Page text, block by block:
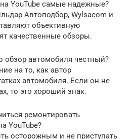
YouTube самые надежные?
Автоподбор, Wylsacom и
объективную
качественные обзоры.
обзор автомобиля честный?
на то, как автор
автомобиля. Если он не
то это хороший знак.
ремонтировать
YouTube?
осторожным и не приступать